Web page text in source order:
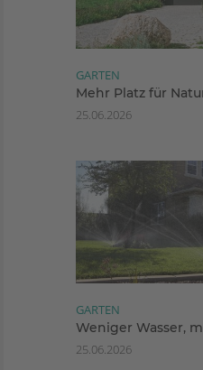
GARTEN
Mehr Platz für
25.06.2026
GARTEN
Weniger Wasser,
25.06.2026